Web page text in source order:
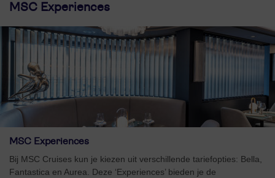
MSC Experiences
MSC Experiences
Bij MSC Cruises kun je kiezen uit verschillende tariefopties: Bella,
Fantastica en Aurea. Deze ‘Experiences’ bieden je de